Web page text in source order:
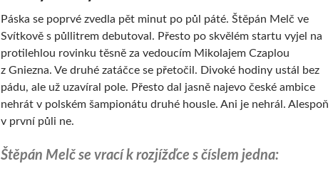
Páska se poprvé zvedla pět minut po půl páté. Štěpán Melč ve
Svítkově s půllitrem debutoval. Přesto po skvělém startu vyjel na
protilehlou rovinku těsně za vedoucím Mikolajem Czaplou
z Gniezna. Ve druhé zatáčce se přetočil. Divoké hodiny ustál bez
pádu, ale už uzavíral pole. Přesto dal jasně najevo české ambice
nehrát v polském šampionátu druhé housle. Ani je nehrál. Alespoň
v první půli ne.
Štěpán Melč se vrací k rozjížďce s číslem jedna: